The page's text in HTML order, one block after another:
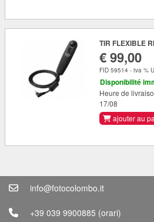
TIR FLEXIBLE
€ 99,00
FID 59514 - tva %
Disponibilité
Heure de
17/08
ajouter au
info@fotocolombo.it
+39 039 9900885 (orari)